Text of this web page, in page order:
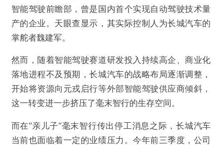
智能驾驶前瞻部，曾是国内首个实现自动驾驶技术量
产的企业。天眼查显示，其实际控制人为长城汽车的
掌舵者魏建军。
然而，随着智能驾驶赛道研发投入持续高企、商业化
落地进程不及预期，长城汽车的战略布局逐渐调整，
开始将资源向元戎启行等外部智能驾驶供应商倾斜，
这一转变进一步挤压了毫末智行的生存空间。
而在“亲儿子”毫末智行传出停工消息之际，长城汽车
当前也面临着一定的业绩压力。今年前三季度，公司